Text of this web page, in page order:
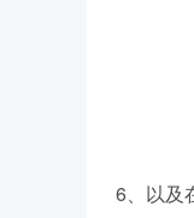
6、以及